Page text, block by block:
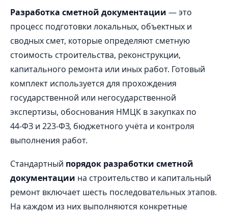
Разработка сметной документации — это
процесс подготовки локальных, объектных и
сводных смет, которые определяют сметную
стоимость строительства, реконструкции,
капитального ремонта или иных работ. Готовый
комплект используется для прохождения
государственной или негосударственной
экспертизы, обоснования НМЦК в закупках по
44‑ФЗ и 223‑ФЗ, бюджетного учёта и контроля
выполнения работ.
Стандартный порядок разработки сметной
документации на строительство и капитальный
ремонт включает шесть последовательных этапов.
На каждом из них выполняются конкретные